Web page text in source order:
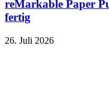
reMarkable Paper
fertig
26. Juli 2026